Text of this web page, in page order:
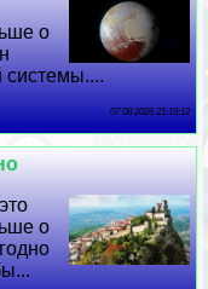
о
системы....
07 08 2026 21:19:12
о